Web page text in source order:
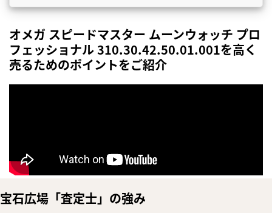
オメガ スピードマスター ムーンウォッチ プロ
フェッショナル 310.30.42.50.01.001を高く
売るためのポイントをご紹介
宝石広場「査定士」の強み